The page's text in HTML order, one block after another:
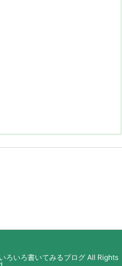
ろいろ書いてみるブログAll Rights